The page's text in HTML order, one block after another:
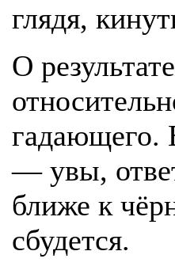
глядя,
О
гадающего.
— увы,
ближе к
сбудется.